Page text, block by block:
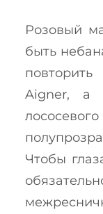
Розовый
быть
Aigner, а
Чтобы